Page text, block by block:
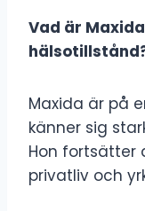
Vad är
Maxida är på
känner sig
Hon fortsätter
privatliv och